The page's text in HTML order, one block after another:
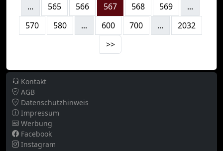
...
565 566 567 568 569
...
570
580 ... 600 700 ...
2032
>>
Kontakt
AGB
Datenschutzhinweis
Impressum
Werbung
Facebook
Instagram